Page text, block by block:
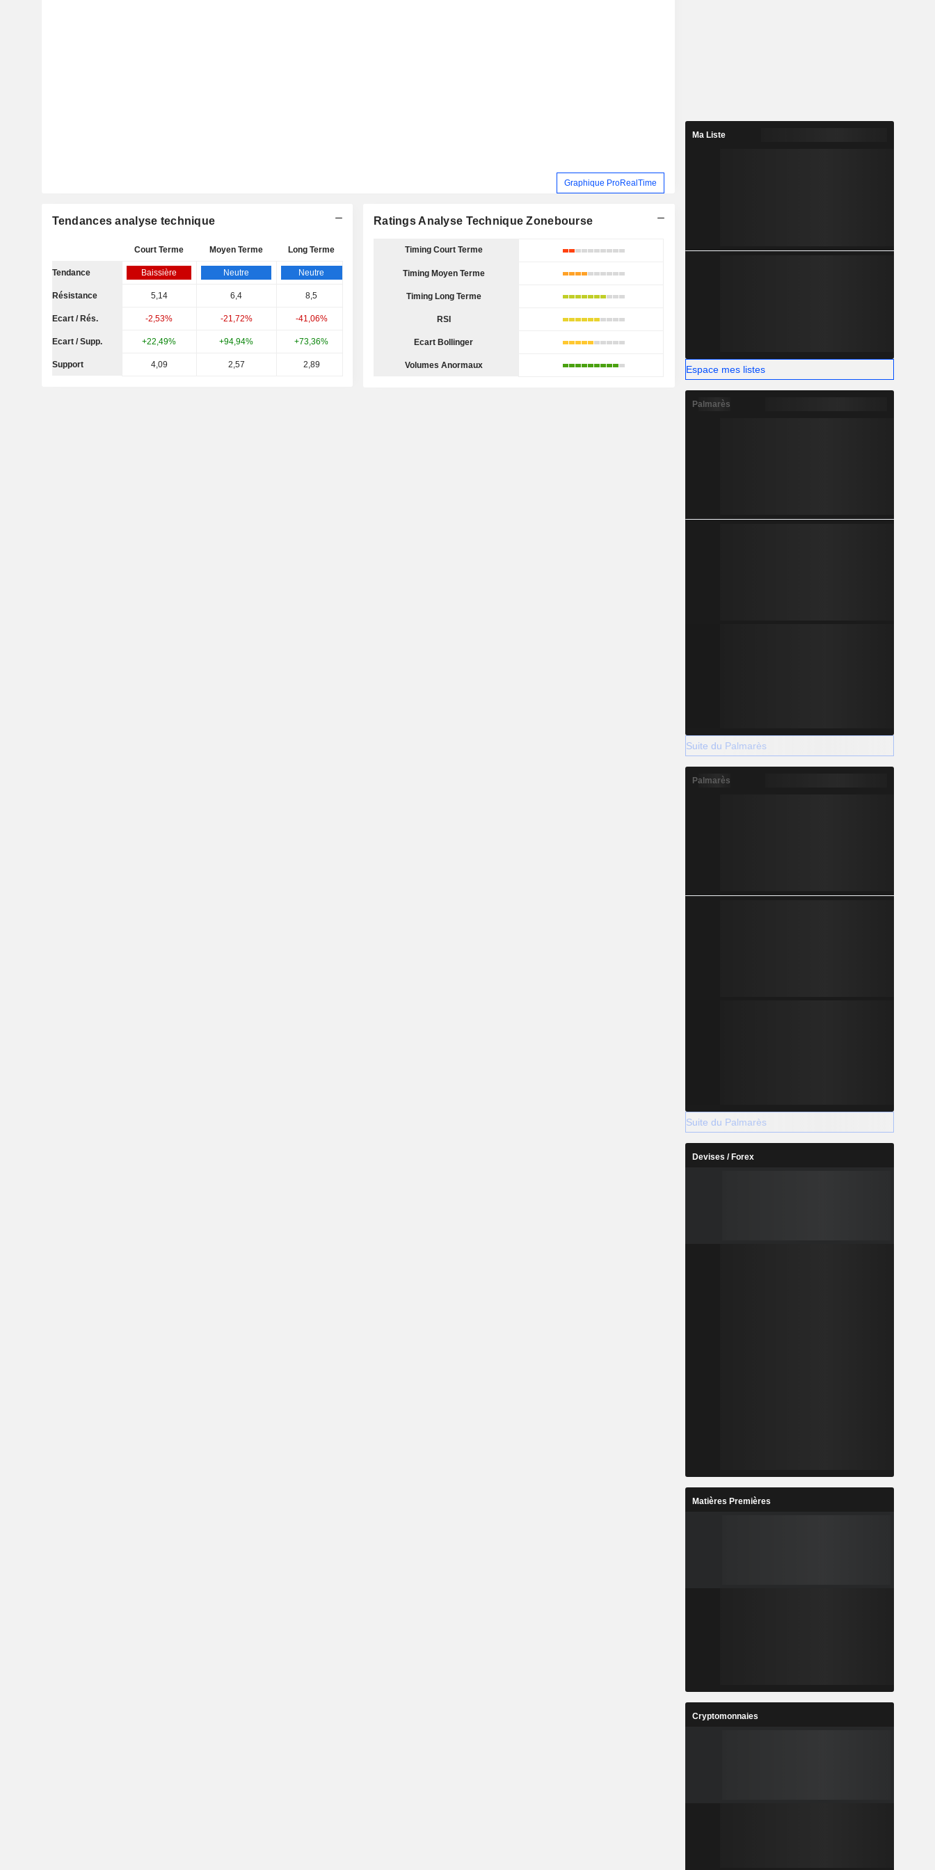
Graphique ProRealTime
Tendances analyse technique
Court Terme Moyen Terme Long Terme
Tendance Baissière Neutre Neutre
Résistance 5,14 6,4 8,5
Ecart / Rés. -2,53% -21,72% -41,06%
Ecart / Supp. +22,49% +94,94% +73,36%
Support 4,09 2,57 2,89
Ratings Analyse Technique Zonebourse
Timing Court Terme
Timing Moyen Terme
Timing Long Terme
RSI
Ecart Bollinger
Volumes Anormaux
Ma Liste
Espace mes listes
Palmarès
Suite du Palmarès
Palmarès
Suite du Palmarès
Devises / Forex
Matières Premières
Cryptomonnaies